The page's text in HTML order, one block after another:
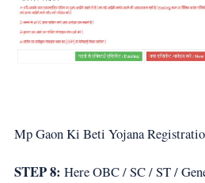
Mp Gaon Ki Beti Yojana
STEP 8: Here OBC / SC / ST /